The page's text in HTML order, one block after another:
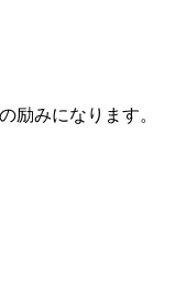
励みになります。